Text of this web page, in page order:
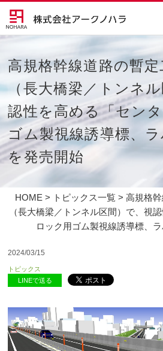
高規格幹線道路の暫定
（長大橋梁／トンネ
認性を高める「セン
ゴム製視線誘導標、ラ
を発売開始
HOME > トピックス一覧 > 高規格
（長大橋梁／トンネル区間）で、視
ロック用ゴム製視線誘導標、
2024/03/15
トピックス
LINEで送る